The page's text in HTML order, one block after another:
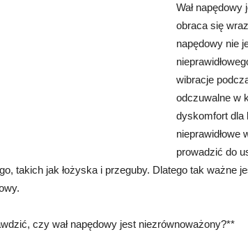
Wał
obraca się
napędowy nie
wibracje
odczuwalne w
dyskomfort dla
nieprawidłowe
prowadzić do
takich jak łożyska i przeguby. Dlatego tak ważne
czy wał napędowy jest niezrównoważony?**